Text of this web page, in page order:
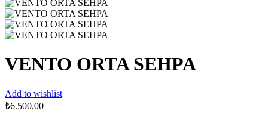
VENTO ORTA SEHPA
Add to wishlist
₺6.500,00